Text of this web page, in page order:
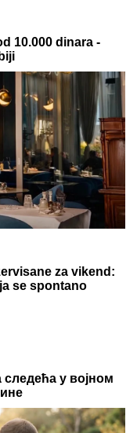
10.000 dinara -
za vikend:
se spontano
у војном